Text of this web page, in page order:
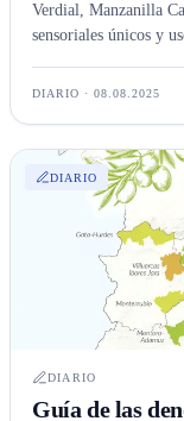
Verdial, Manzanilla
sensoriales únicos y
DIARIO · 08.08.2025
DIARIO
DIARIO
Guía de las